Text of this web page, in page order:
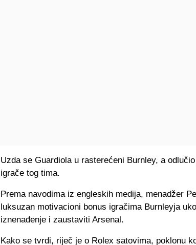
Uzda se Guardiola u rasterećeni Burnley, a
igrače tog tima.
Prema navodima iz engleskih medija, menadžer
luksuzan motivacioni bonus igračima Burnleyja
iznenađenje i zaustaviti Arsenal.
Kako se tvrdi, riječ je o Rolex satovima, poklonu